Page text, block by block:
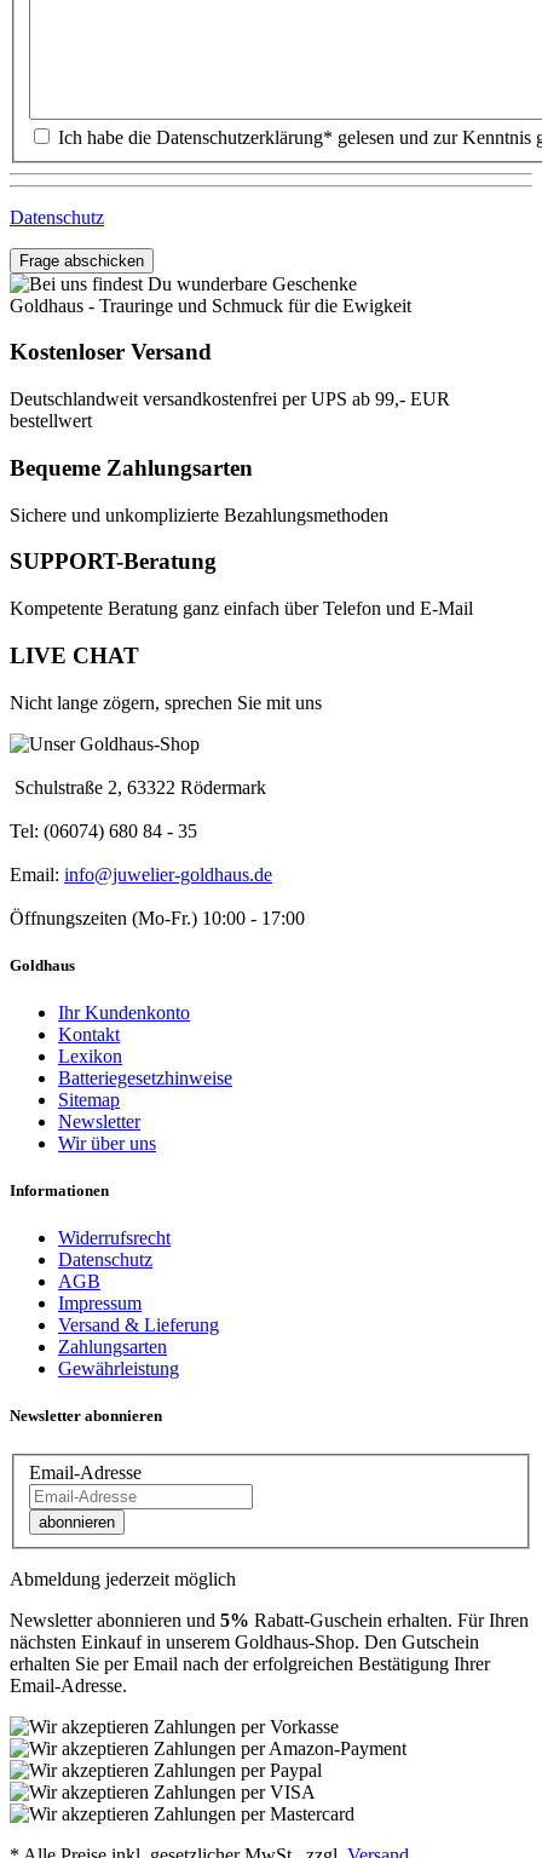
Datenschutz
Frage abschicken
Goldhaus - Trauringe und Schmuck für die Ewigkeit
Kostenloser Versand
Deutschlandweit versandkostenfrei per UPS ab 99,- EUR
bestellwert
Bequeme Zahlungsarten
Sichere und unkomplizierte Bezahlungsmethoden
SUPPORT-Beratung
Kompetente Beratung ganz einfach über Telefon und E-Mail
LIVE CHAT
Nicht lange zögern, sprechen Sie mit uns
Schulstraße 2, 63322 Rödermark
Tel: (06074) 680 84 - 35
Email: info@juwelier-goldhaus.de
Öffnungszeiten (Mo-Fr.) 10:00 - 17:00
Goldhaus
Ihr Kundenkonto
Kontakt
Lexikon
Batteriegesetzhinweise
Sitemap
Newsletter
Wir über uns
Informationen
Widerrufsrecht
Datenschutz
AGB
Impressum
Versand & Lieferung
Zahlungsarten
Gewährleistung
Newsletter abonnieren
Email-Adresse
abonnieren
Abmeldung jederzeit möglich
Newsletter abonnieren und 5% Rabatt-Guschein erhalten. Für Ihren
nächsten Einkauf in unserem Goldhaus-Shop. Den Gutschein
erhalten Sie per Email nach der erfolgreichen Bestätigung Ihrer
Email-Adresse.